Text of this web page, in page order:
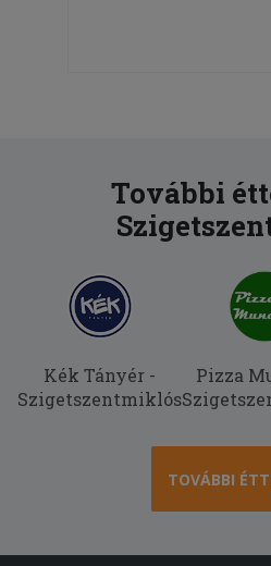
További
Kék Tányér -
Szigetszentmiklós
Pizza
TOVÁBBI